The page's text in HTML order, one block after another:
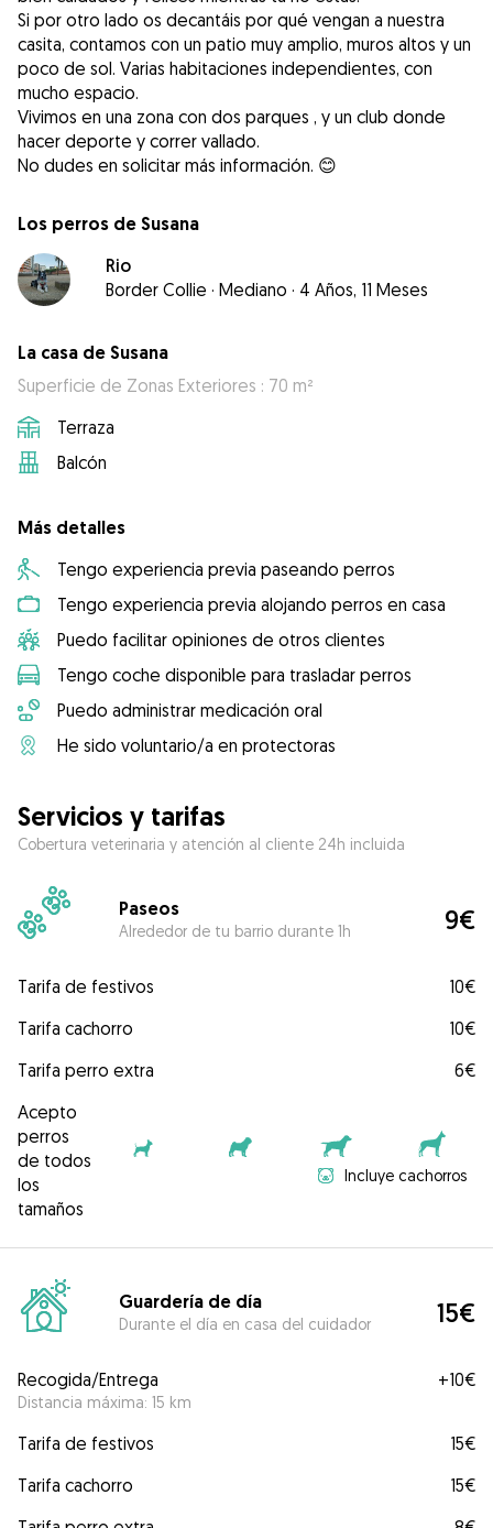
Si por otro lado os decantáis por qué vengan a nuestra
casita, contamos con un patio muy amplio, muros altos y un
poco de sol. Varias habitaciones independientes, con
mucho espacio.
Vivimos en una zona con dos parques , y un club donde
hacer deporte y correr vallado.
Los perros de Susana
Rio
Border Collie · Mediano · 4 Años, 11 Meses
La casa de Susana
Superficie de Zonas Exteriores : 70 m²
Terraza
Balcón
Más detalles
Tengo experiencia previa paseando perros
Tengo experiencia previa alojando perros en casa
Puedo facilitar opiniones de otros clientes
Tengo coche disponible para trasladar perros
Puedo administrar medicación oral
He sido voluntario/a en protectoras
Servicios y tarifas
Cobertura veterinaria y atención al cliente 24h incluida
Paseos
Alrededor de tu barrio durante 1h 9€
Tarifa de festivos
10€
Tarifa cachorro
10€
Tarifa perro extra
6€
Acepto
perros
de todos
los
tamaños
Incluye cachorros
Guardería de día
Durante el día en casa del cuidador 15€
Recogida/Entrega
Distancia máxima: 15 km
+10€
Tarifa de festivos
15€
Tarifa cachorro
15€